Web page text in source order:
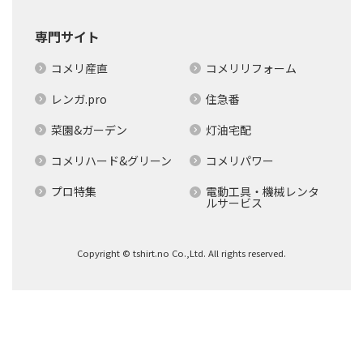
専門サイト
コメリ産直
コメリリフォーム
レンガ.pro
住急番
菜園&ガーデン
灯油宅配
コメリハード&グリーン
コメリパワー
プロ特集
電動工具・機械レンタ
ルサービス
Copyright © tshirt.no Co.,Ltd. All rights reserved.